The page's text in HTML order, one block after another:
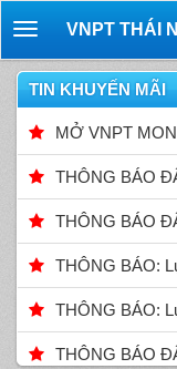
Toggle
navigation
VNPT THÁI
TIN KHUYẾN MÃI
MỞ VNPT
THÔNG BÁO
THÔNG BÁO
THÔNG BÁO:
THÔNG BÁO:
THÔNG BÁO